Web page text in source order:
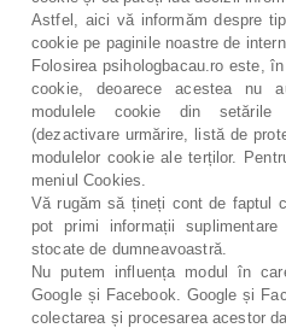
Astfel, aici vă informăm despre
cookie pe paginile noastre de
Folosirea psihologbacau.ro este,
cookie, deoarece acestea nu
modulele cookie din setările
(dezactivare urmărire, listă de
modulelor cookie ale terților.
meniul Cookies.
Vă rugăm să țineți cont de faptul
pot primi informații
stocate de dumneavoastră.
Nu putem influența modul în
Google și Facebook. Google și
colectarea și procesarea acestor